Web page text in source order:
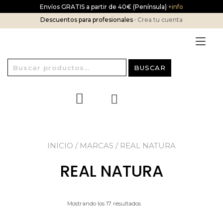
al
contenido
Envíos GRATIS a partir de 40€ (Península) +info
Descuentos para profesionales · Crea tu cuenta
Buscar
por:
BUSCAR
INICIO / MARCAS / REAL NATURA
REAL NATURA
Mostrando los 17 resultados